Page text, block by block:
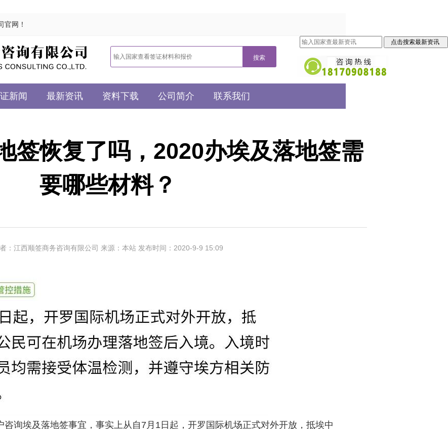
官网！
新闻 最新资讯 资料下载 公司简介 联系我们
签恢复了吗，2020办埃及落地签需
要哪些材料？
：江西顺签商务咨询有限公司 来源：本站 发布时间：2020-9-9 15:09
询埃及落地签事宜，事实上从自7月1日起，开罗国际机场正式对外开放，抵埃中